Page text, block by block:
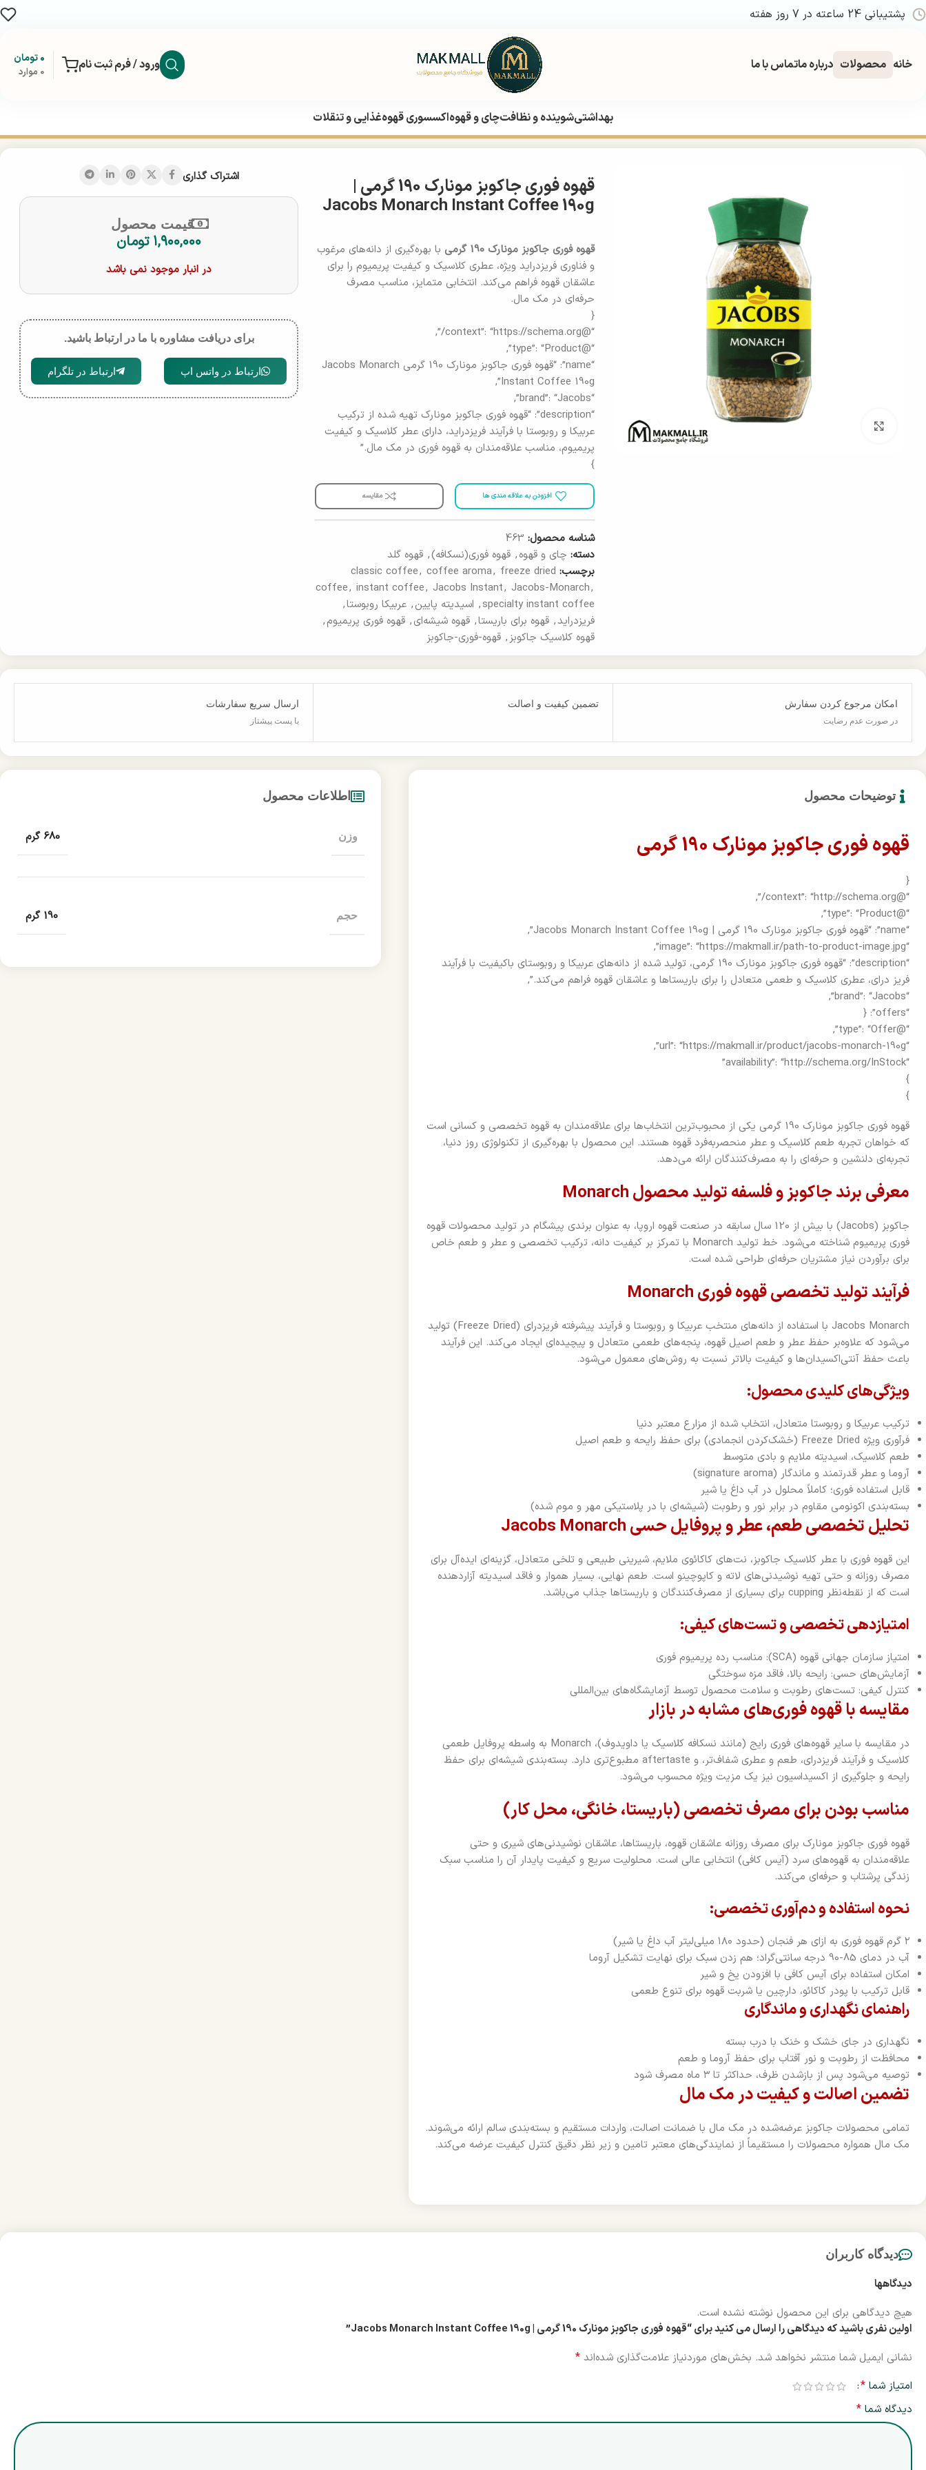
پشتیبانی 24 ساعته در 7 روز هفته
خانه محصولات درباره ماتماس با ما ورود / فرم ثبت نام 0 موارد
۰تومان
بهداشتیشوینده و نظافتچای و قهوهاکسسوری قهوهغذایی و تنقلات
خانه چای و قهوه پودر های فوری بر پایه قهوه قهوه فوری(نسکافه) قهوه گلد قهوه فوری جاکوبز مونارک 190 گرمی | Jacobs Monarch Instant Coffee 190g
برای بزرگنمایی کلیک کنید
قهوه فوری جاکوبز مونارک 190 گرمی |
Jacobs Monarch Instant Coffee 190g
قهوه فوری جاکوبز مونارک 190 گرمی
با بهره‌گیری از دانه‌های مرغوب
و فناوری فریزدراید ویژه، عطری کلاسیک و کیفیت پریمیوم را برای
عاشقان قهوه فراهم می‌کند. انتخابی متمایز، مناسب مصرف
حرفه‌ای در مک مال.
{
“@context”: “https://schema.org/”,
“@type”: “Product”,
“name”: “قهوه فوری جاکوبز مونارک 190 گرمی Jacobs Monarch
Instant Coffee 190g”,
“brand”: “Jacobs”,
“description”: “قهوه فوری جاکوبز مونارک تهیه شده از ترکیب
عربیکا و روبوستا با فرآیند فریزدراید، دارای عطر کلاسیک و کیفیت
پریمیوم، مناسب علاقه‌مندان به قهوه فوری در مک مال.”
}
افزودن به علاقه مندی ها مقایسه
شناسه محصول: 463
دسته: چای و قهوه, قهوه فوری(نسکافه), قهوه گلد
برچسب:
classic coffee, coffee aroma, freeze dried
coffee, instant coffee, Jacobs Instant, Jacobs-Monarch,
specialty instant coffee
, اسیدیته پایین, عربیکا روبوستا,
فریزدراید, قهوه برای باریستا, قهوه شیشه‌ای, قهوه فوری پریمیوم,
قهوه کلاسیک جاکوبز, قهوه-فوری-جاکوبز
اشتراک گذاری
قیمت محصول
۱,۹۰۰,۰۰۰ تومان
در انبار موجود نمی باشد
برای دریافت مشاوره با ما در ارتباط باشید.
ارتباط در واتس اپ ارتباط در تلگرام
امکان مرجوع کردن سفارش
در صورت عدم رضایت
تضمین کیفیت و اصالت ارسال سریع سفارشات
با پست پیشتاز
توضیحات محصول
قهوه فوری جاکوبز مونارک 190 گرمی
{
“@context”: “http://schema.org/”,
“@type”: “Product”,
“name”: “قهوه فوری جاکوبز مونارک 190 گرمی | Jacobs Monarch Instant Coffee 190g”,
“image”: “https://makmall.ir/path-to-product-image.jpg”,
“description”: “قهوه فوری جاکوبز مونارک 190 گرمی، تولید شده از دانه‌های عربیکا و روبوستای باکیفیت با فرآیند
فریز درای، عطری کلاسیک و طعمی متعادل را برای باریستاها و عاشقان قهوه فراهم می‌کند.”,
“brand”: “Jacobs”,
“offers”: {
“@type”: “Offer”,
“url”: “https://makmall.ir/product/jacobs-monarch-190g”,
“availability”: “http://schema.org/InStock”
}
}
قهوه فوری جاکوبز مونارک 190 گرمی یکی از محبوب‌ترین انتخاب‌ها برای علاقه‌مندان به قهوه تخصصی و کسانی است
که خواهان تجربه طعم کلاسیک و عطر منحصربه‌فرد قهوه هستند. این محصول با بهره‌گیری از تکنولوژی روز دنیا،
تجربه‌ای دلنشین و حرفه‌ای را به مصرف‌کنندگان ارائه می‌دهد.
معرفی برند جاکوبز و فلسفه تولید محصول Monarch
جاکوبز (Jacobs) با بیش از 120 سال سابقه در صنعت قهوه اروپا، به عنوان برندی پیشگام در تولید محصولات قهوه
فوری پریمیوم شناخته می‌شود. خط تولید Monarch با تمرکز بر کیفیت دانه، ترکیب تخصصی و عطر و طعم خاص
برای برآوردن نیاز مشتریان حرفه‌ای طراحی شده است.
فرآیند تولید تخصصی قهوه فوری Monarch
Jacobs Monarch با استفاده از دانه‌های منتخب عربیکا و روبوستا و فرآیند پیشرفته فریزدرای (Freeze Dried) تولید
می‌شود که علاوه‌بر حفظ عطر و طعم اصیل قهوه، پنجه‌های طعمی متعادل و پیچیده‌ای ایجاد می‌کند. این فرآیند
باعث حفظ آنتی‌اکسیدان‌ها و کیفیت بالاتر نسبت به روش‌های معمول می‌شود.
ویژگی‌های کلیدی محصول:
ترکیب عربیکا و روبوستا متعادل، انتخاب شده از مزارع معتبر دنیا
فرآوری ویژه Freeze Dried (خشک‌کردن انجمادی) برای حفظ رایحه و طعم اصیل
طعم کلاسیک، اسیدیته ملایم و بادی متوسط
آروما و عطر قدرتمند و ماندگار (signature aroma)
قابل استفاده فوری؛ کاملاً محلول در آب داغ یا شیر
بسته‌بندی اکونومی مقاوم در برابر نور و رطوبت (شیشه‌ای با در پلاستیکی مهر و موم شده)
تحلیل تخصصی طعم، عطر و پروفایل حسی Jacobs Monarch
این قهوه فوری با عطر کلاسیک جاکوبز، نت‌های کاکائوی ملایم، شیرینی طبیعی و تلخی متعادل، گزینه‌ای ایده‌آل برای
مصرف روزانه و حتی تهیه نوشیدنی‌های لاته و کاپوچینو است. طعم نهایی، بسیار هموار و فاقد اسیدیته آزاردهنده
است که از نقطه‌نظر cupping برای بسیاری از مصرف‌کنندگان و باریستاها جذاب می‌باشد.
امتیازدهی تخصصی و تست‌های کیفی:
امتیاز سازمان جهانی قهوه (SCA): مناسب رده پریمیوم فوری
آزمایش‌های حسی: رایحه بالا، فاقد مزه سوختگی
کنترل کیفی: تست‌های رطوبت و سلامت محصول توسط آزمایشگاه‌های بین‌المللی
مقایسه با قهوه فوری‌های مشابه در بازار
در مقایسه با سایر قهوه‌های فوری رایج (مانند نسکافه کلاسیک یا داویدوف)، Monarch به واسطه پروفایل طعمی
کلاسیک و فرآیند فریزدرای، طعم و عطری شفاف‌تر، و aftertaste مطبوع‌تری دارد. بسته‌بندی شیشه‌ای برای حفظ
رایحه و جلوگیری از اکسیداسیون نیز یک مزیت ویژه محسوب می‌شود.
مناسب بودن برای مصرف تخصصی (باریستا، خانگی، محل کار)
قهوه فوری جاکوبز مونارک برای مصرف روزانه عاشقان قهوه، باریستاها، عاشقان نوشیدنی‌های شیری و حتی
علاقه‌مندان به قهوه‌های سرد (آیس کافی) انتخابی عالی است. محلولیت سریع و کیفیت پایدار آن را مناسب سبک
زندگی پرشتاب و حرفه‌ای می‌کند.
نحوه استفاده و دم‌آوری تخصصی:
۲ گرم قهوه فوری به ازای هر فنجان (حدود ۱۸۰ میلی‌لیتر آب داغ یا شیر)
آب در دمای 85-90 درجه سانتی‌گراد؛ هم زدن سبک برای نهایت تشکیل آروما
امکان استفاده برای آیس کافی با افزودن یخ و شیر
قابل ترکیب با پودر کاکائو، دارچین یا شربت قهوه برای تنوع طعمی
راهنمای نگهداری و ماندگاری
نگهداری در جای خشک و خنک با درب بسته
محافظت از رطوبت و نور آفتاب برای حفظ آروما و طعم
توصیه می‌شود پس از بازشدن ظرف، حداکثر تا ۳ ماه مصرف شود
تضمین اصالت و کیفیت در مک مال
تمامی محصولات جاکوبز عرضه‌شده در مک مال با ضمانت اصالت، واردات مستقیم و بسته‌بندی سالم ارائه می‌شوند.
مک مال همواره محصولات را مستقیماً از نمایندگی‌های معتبر تامین و زیر نظر دقیق کنترل کیفیت عرضه می‌کند.
اطلاعات محصول
وزن 680 گرم
حجم 190 گرم
دیدگاه کاربران
دیدگاهها
هیچ دیدگاهی برای این محصول نوشته نشده است.
اولین نفری باشید که دیدگاهی را ارسال می کنید برای “قهوه فوری جاکوبز مونارک 190 گرمی | Jacobs Monarch Instant Coffee 190g”
نشانی ایمیل شما منتشر نخواهد شد. بخش‌های موردنیاز علامت‌گذاری شده‌اند *
امتیاز شما *
دیدگاه شما *